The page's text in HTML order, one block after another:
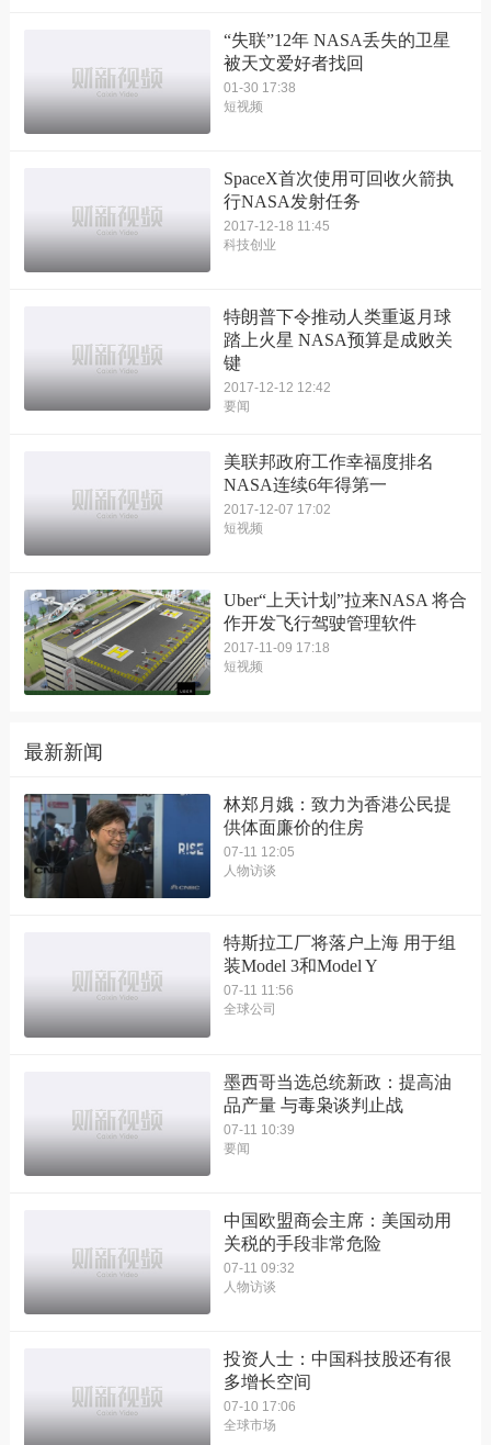
“失联”12年 NASA丢失的卫星
被天文爱好者找回
01-30 17:38
短视频
SpaceX首次使用可回收火箭执
行NASA发射任务
2017-12-18 11:45
科技创业
特朗普下令推动人类重返月球
踏上火星 NASA预算是成败关
键
2017-12-12 12:42
要闻
美联邦政府工作幸福度排名
NASA连续6年得第一
2017-12-07 17:02
短视频
Uber“上天计划”拉来NASA 将合
作开发飞行驾驶管理软件
2017-11-09 17:18
短视频
最新新闻
林郑月娥：致力为香港公民提
供体面廉价的住房
07-11 12:05
人物访谈
特斯拉工厂将落户上海 用于组
装Model 3和Model Y
07-11 11:56
全球公司
墨西哥当选总统新政：提高油
品产量 与毒枭谈判止战
07-11 10:39
要闻
中国欧盟商会主席：美国动用
关税的手段非常危险
07-11 09:32
人物访谈
投资人士：中国科技股还有很
多增长空间
07-10 17:06
全球市场